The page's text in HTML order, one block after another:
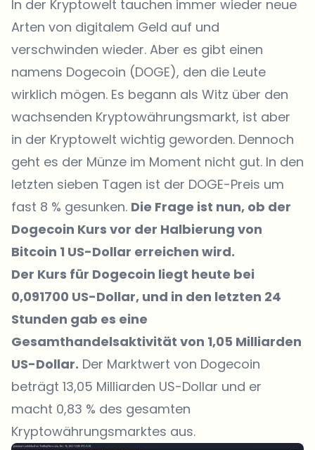
In der Kryptowelt tauchen immer wieder neue
Arten von digitalem Geld auf und
verschwinden wieder. Aber es gibt einen
namens Dogecoin (DOGE), den die Leute
wirklich mögen. Es begann als Witz über den
wachsenden Kryptowährungsmarkt, ist aber
in der Kryptowelt wichtig geworden. Dennoch
geht es der Münze im Moment nicht gut. In den
letzten sieben Tagen ist der DOGE-Preis um
fast 8 % gesunken. Die Frage ist nun, ob der
Dogecoin Kurs vor der Halbierung von
Bitcoin 1 US-Dollar erreichen wird.
Der Kurs für Dogecoin liegt heute bei
0,091700 US-Dollar, und in den letzten 24
Stunden gab es eine
Gesamthandelsaktivität von 1,05 Milliarden
US-Dollar. Der Marktwert von Dogecoin
beträgt 13,05 Milliarden US-Dollar und er
macht 0,83 % des gesamten
Kryptowährungsmarktes aus.